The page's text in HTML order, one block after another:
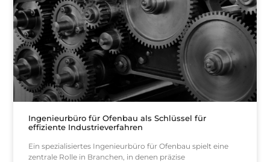
Ingenieurbüro für Ofenbau als Schlüssel für
effiziente Industrieverfahren
Ein spezialisiertes Ingenieurbüro für Ofenbau spielt eine
zentrale Rolle in Branchen, in denen präzise